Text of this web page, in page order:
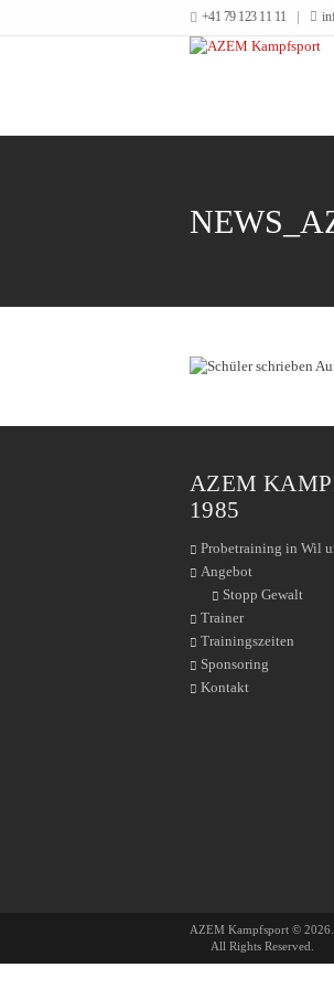
+41 79 123 11 11
AZEM
1985
Probetraining in Wil
Angebot
Stopp Gewalt
Trainer
Trainingszeiten
Sponsoring
Kontakt
AZEM Kampfsport © 2026.
All Rights Reserved.